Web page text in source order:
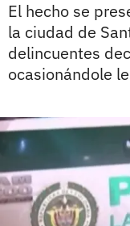
El hecho se
la ciudad de
delincuentes
ocasionándole